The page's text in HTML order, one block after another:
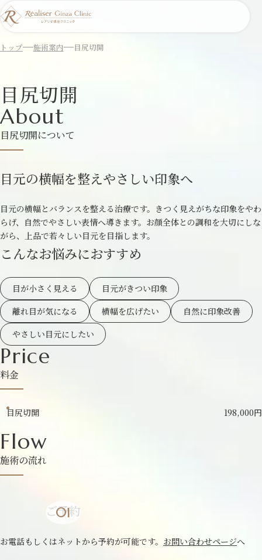
トップ 施術案内 目尻切開
目尻切開
About
目尻切開について
目元の横幅を整えやさしい印象へ
目元の横幅とバランスを整える治療です。きつく見えがちな印象をやわ
らげ、自然でやさしい表情へ導きます。お顔全体との調和を大切にしな
がら、上品で若々しい目元を目指します。
こんなお悩みにおすすめ
目が小さく見える
目元がきつい印象
離れ目が気になる
横幅を広げたい
自然に印象改善
やさしい目元にしたい
Price
料金
目尻切開 198,000円
Flow
施術の流れ
ご予約
お電話もしくはネットから予約が可能です。 お問い合わせページへ